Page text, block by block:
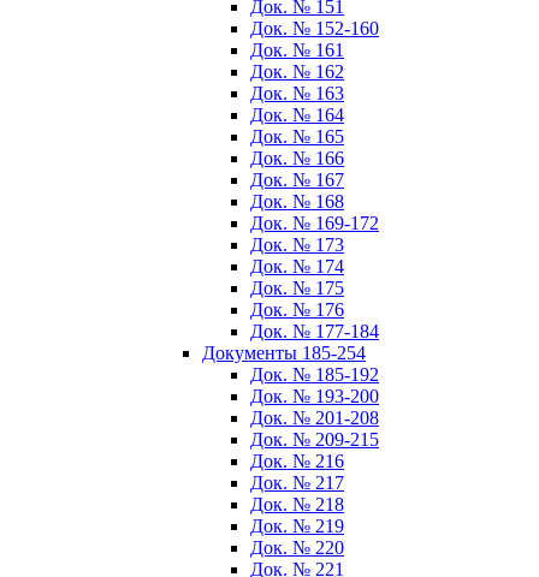
Док. № 151
Док. № 152-160
Док. № 161
Док. № 162
Док. № 163
Док. № 164
Док. № 165
Док. № 166
Док. № 167
Док. № 168
Док. № 169-172
Док. № 173
Док. № 174
Док. № 175
Док. № 176
Док. № 177-184
Документы 185-254
Док. № 185-192
Док. № 193-200
Док. № 201-208
Док. № 209-215
Док. № 216
Док. № 217
Док. № 218
Док. № 219
Док. № 220
Док. № 221